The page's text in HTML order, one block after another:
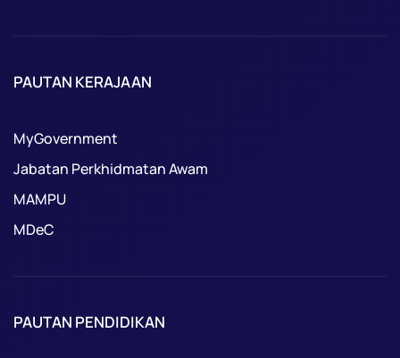
PAUTAN KERAJAAN
MyGovernment
Jabatan Perkhidmatan Awam
MAMPU
MDeC
PAUTAN PENDIDIKAN